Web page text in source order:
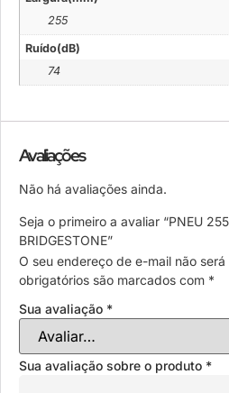
255
Ruído(dB)
74
Avaliações
Não há avaliações ainda.
Seja o primeiro a avaliar “PNEU
BRIDGESTONE”
O seu endereço de e-mail não
obrigatórios são marcados com *
Sua avaliação *
Sua avaliação sobre o produto *